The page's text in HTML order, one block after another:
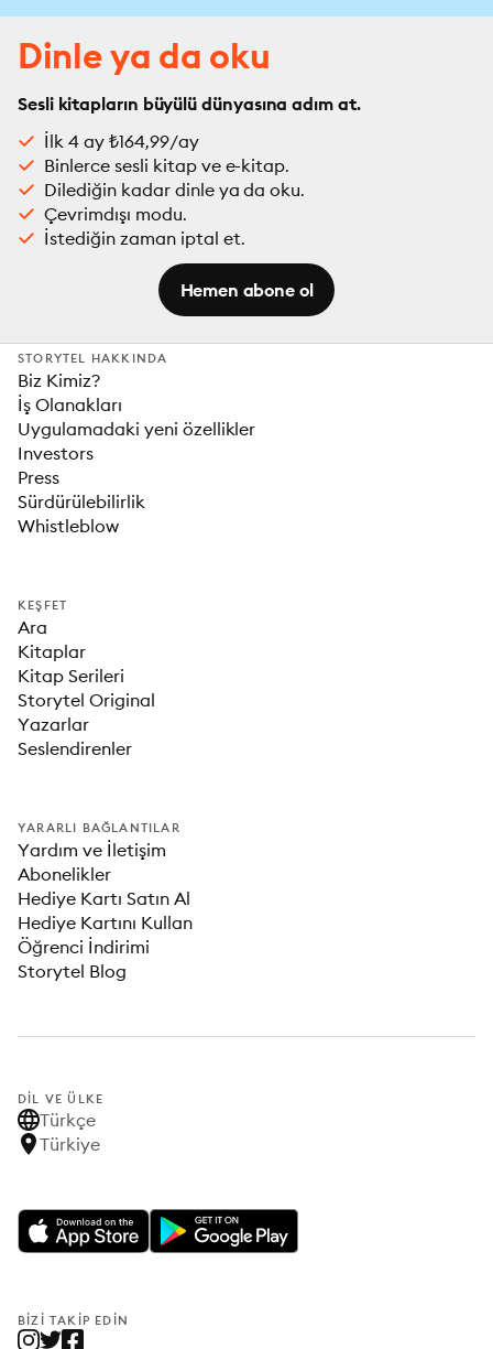
Dinle ya da oku
Sesli kitapların büyülü dünyasına adım at.
İlk 4 ay ₺164,99/ay
Binlerce sesli kitap ve e-kitap.
Dilediğin kadar dinle ya da oku.
Çevrimdışı modu.
İstediğin zaman iptal et.
Hemen abone ol
STORYTEL HAKKINDA
Biz Kimiz?
İş Olanakları
Uygulamadaki yeni özellikler
Investors
Press
Sürdürülebilirlik
Whistleblow
KEŞFET
Ara
Kitaplar
Kitap Serileri
Storytel Original
Yazarlar
Seslendirenler
YARARLI BAĞLANTILAR
Yardım ve İletişim
Abonelikler
Hediye Kartı Satın Al
Hediye Kartını Kullan
Öğrenci İndirimi
Storytel Blog
DIL VE ÜLKE
Türkçe
Türkiye
BIZI TAKIP EDIN